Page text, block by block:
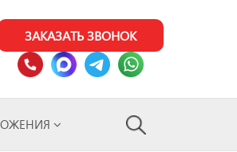
ЗАКАЗАТЬ ЗВОНОК